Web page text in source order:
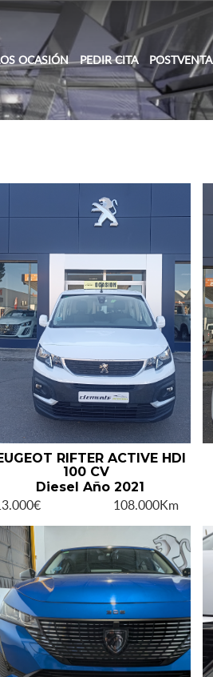
OCASIÓN PEDIR CITA POSTVENTA
RIFTER ACTIVE HDI
100 CV
Diesel Año 2021
108.000Km